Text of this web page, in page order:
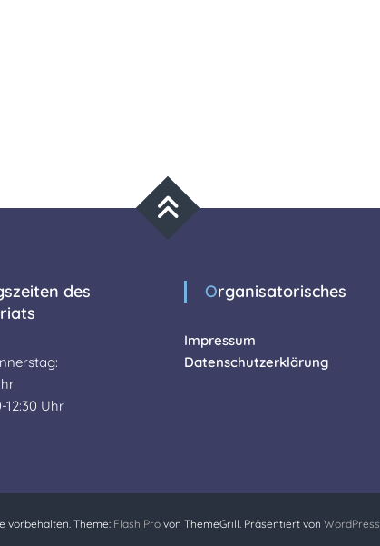
12:30 Uhr
Organisatorisches
Impressum
Datenschutzerklärung
vorbehalten. Theme: Flash Pro von ThemeGrill. Präsentiert von WordPress